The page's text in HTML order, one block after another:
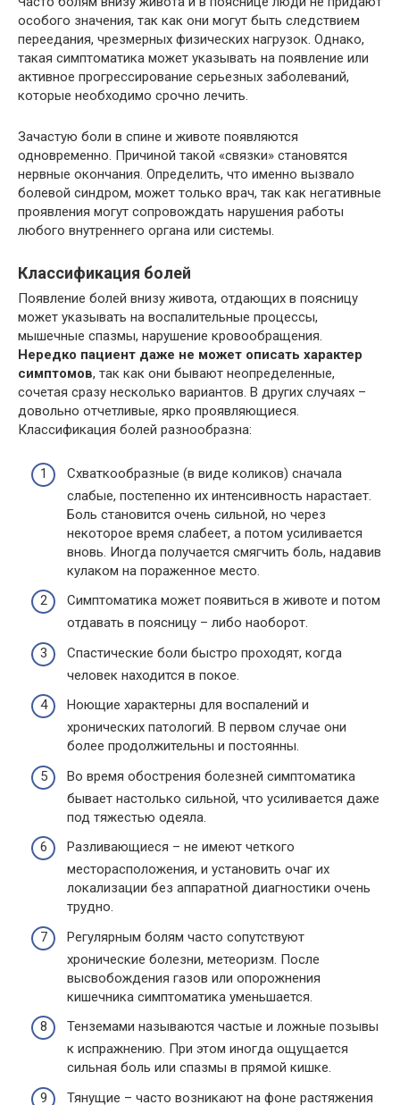
особого значения, так как они могут быть следствием
переедания, чрезмерных физических нагрузок. Однако,
такая симптоматика может указывать на появление или
активное прогрессирование серьезных заболеваний,
которые необходимо срочно лечить.
Зачастую боли в спине и животе появляются
одновременно. Причиной такой «связки» становятся
нервные окончания. Определить, что именно вызвало
болевой синдром, может только врач, так как негативные
проявления могут сопровождать нарушения работы
любого внутреннего органа или системы.
Классификация болей
Появление болей внизу живота, отдающих в поясницу
может указывать на воспалительные процессы,
мышечные спазмы, нарушение кровообращения.
Нередко пациент даже не может описать характер
симптомов, так как они бывают неопределенные,
сочетая сразу несколько вариантов. В других случаях –
довольно отчетливые, ярко проявляющиеся.
Классификация болей разнообразна:
Схваткообразные (в виде коликов) сначала
слабые, постепенно их интенсивность нарастает.
Боль становится очень сильной, но через
некоторое время слабеет, а потом усиливается
вновь. Иногда получается смягчить боль, надавив
кулаком на пораженное место.
Симптоматика может появиться в животе и потом
отдавать в поясницу – либо наоборот.
Спастические боли быстро проходят, когда
человек находится в покое.
Ноющие характерны для воспалений и
хронических патологий. В первом случае они
более продолжительны и постоянны.
Во время обострения болезней симптоматика
бывает настолько сильной, что усиливается даже
под тяжестью одеяла.
Разливающиеся – не имеют четкого
месторасположения, и установить очаг их
локализации без аппаратной диагностики очень
трудно.
Регулярным болям часто сопутствуют
хронические болезни, метеоризм. После
высвобождения газов или опорожнения
кишечника симптоматика уменьшается.
Тенземами называются частые и ложные позывы
к испражнению. При этом иногда ощущается
сильная боль или спазмы в прямой кишке.
Тянущие – часто возникают на фоне растяжения